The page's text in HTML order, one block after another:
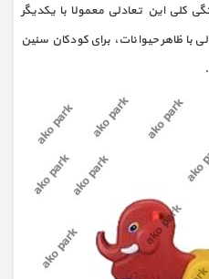
کلی این تعادلی معمولا با یکدیگر
ظاهر حیوانات، برای کودکان سنین